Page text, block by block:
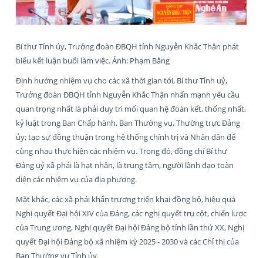
Bí thư Tỉnh ủy, Trưởng đoàn ĐBQH tỉnh Nguyễn Khắc Thận phát
biểu kết luận buổi làm việc. Ảnh: Phạm Bằng
Định hướng nhiệm vụ cho các xã thời gian tới, Bí thư Tỉnh uỷ,
Trưởng đoàn ĐBQH tỉnh Nguyễn Khắc Thận nhấn mạnh yêu cầu
quan trọng nhất là phải duy trì mối quan hệ đoàn kết, thống nhất,
kỷ luật trong Ban Chấp hành, Ban Thường vụ, Thường trực Đảng
ủy; tạo sự đồng thuận trong hệ thống chính trị và Nhân dân để
cùng nhau thực hiện các nhiệm vụ. Trong đó, đồng chí Bí thư
Đảng uỷ xã phải là hạt nhân, là trung tâm, người lãnh đạo toàn
diện các nhiệm vụ của địa phương.
Mặt khác, các xã phải khẩn trương triển khai đồng bộ, hiệu quả
Nghị quyết Đại hội XIV của Đảng, các nghị quyết trụ cột, chiến lược
của Trung ương, Nghị quyết Đại hội Đảng bộ tỉnh lần thứ XX, Nghị
quyết Đại hội Đảng bộ xã nhiệm kỳ 2025 - 2030 và các Chỉ thị của
Ban Thường vụ Tỉnh ủy.